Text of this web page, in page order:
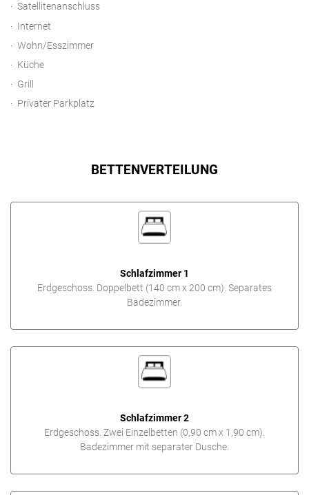
Satellitenanschluss
Internet
Wohn/Esszimmer
Küche
Grill
Privater Parkplatz
BETTENVERTEILUNG
Schlafzimmer 1
Erdgeschoss. Doppelbett (140 cm x 200 cm). Separates
Badezimmer.
Schlafzimmer 2
Erdgeschoss. Zwei Einzelbetten (0,90 cm x 1,90 cm).
Badezimmer mit separater Dusche.